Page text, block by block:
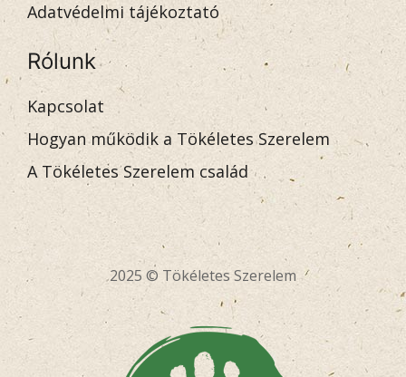
Adatvédelmi tájékoztató
Rólunk
Kapcsolat
Hogyan működik a Tökéletes Szerelem
A Tökéletes Szerelem család
2025 © Tökéletes Szerelem